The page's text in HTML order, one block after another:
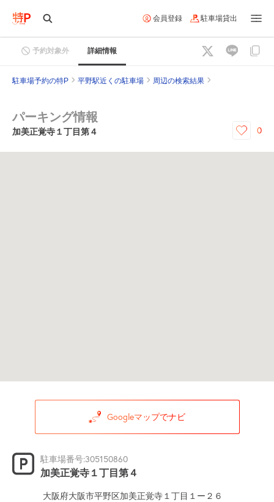
会員登録 駐車場貸出
予約対象外 詳細情報
駐車場予約の特P 平野駅近くの駐車場 周辺の検索結果
パーキング情報
加美正覚寺１丁目第４ 0
Googleマップでナビ
駐車場番号:305150860
加美正覚寺１丁目第４
大阪府大阪市平野区加美正覚寺１丁目１ー２６